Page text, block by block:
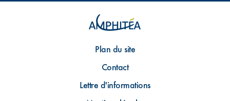
Plan du site
Contact
Lettre d'informations